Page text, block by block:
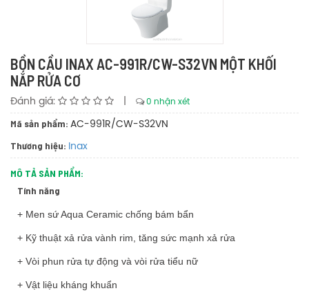
BỒN CẦU INAX AC-991R/CW-S32VN MỘT KHỐI
NẮP RỬA CƠ
Đánh giá: 0 nhận xét
Mã sản phẩm: AC-991R/CW-S32VN
Thương hiệu: Inax
MÔ TẢ SẢN PHẨM:
Tính năng
+ Men sứ Aqua Ceramic chống bám bẩn
+ Kỹ thuật xả rửa vành rim, tăng sức mạnh xả rửa
+ Vòi phun rửa tự động và vòi rửa tiểu nữ
+ Vật liệu kháng khuẩn